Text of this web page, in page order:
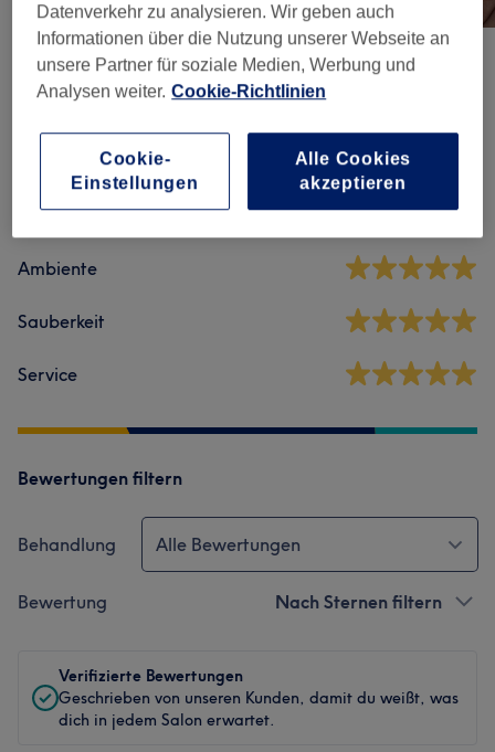
Salonbewertungen
5,0 73 Bewertungen
Ambiente
Sauberkeit
Service
Bewertungen filtern
Behandlung Alle Bewertungen
Bewertung Nach Sternen filtern
Verifizierte Bewertungen
Geschrieben von unseren Kunden, damit du weißt, was
dich in jedem Salon erwartet.
Datenverkehr zu analysieren. Wir geben auch
Informationen über die Nutzung unserer Webseite an
unsere Partner für soziale Medien, Werbung und
Analysen weiter. Cookie-Richtlinien
Cookie-
Einstellungen
Alle Cookies
akzeptieren